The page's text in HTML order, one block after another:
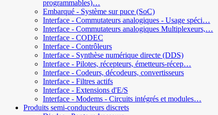
programmables)…
Embarqué - Système sur puce (SoC)
Interface - Commutateurs analogiques - Usage spéci…
Interface - Commutateurs analogiques Multiplexeurs,…
Interface - CODEC
Interface - Contrôleurs
Interface - Synthèse numérique directe (DDS)
Interface - Pilotes, récepteurs, émetteurs-récep…
Interface - Codeurs, décodeurs, convertisseurs
Interface - Filtres actifs
Interface - Extensions d'E/S
Interface - Modems - Circuits intégrés et modules…
Produits semi-conducteurs discrets